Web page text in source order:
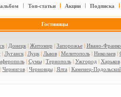
Топ-статьи Акции Подписка
Гостиницы
| Донецк| Житомир | Запорожье| Ивано-
| Луганск| Луцк| Львов| Мелитополь| Николаев|
| Сумы| Тернополь| Ужгород | Харьков
Чернигов| Черновцы| Ялта | Каменец-